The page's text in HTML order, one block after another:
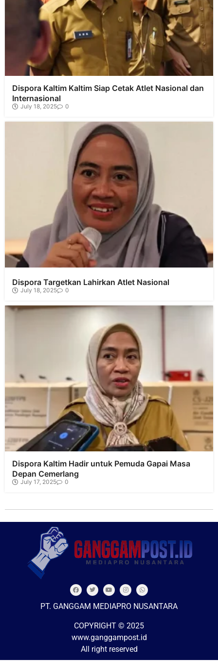
Dispora Kaltim Kaltim Siap Cetak Atlet Nasional dan
Internasional
July 18, 2025 0
Dispora Targetkan Lahirkan Atlet Nasional
July 18, 2025 0
Dispora Kaltim Hadir untuk Pemuda Gapai Masa
Depan Cemerlang
July 17, 2025 0
PT. GANGGAM MEDIAPRO NUSANTARA
COPYRIGHT © 2025
www.ganggampost.id
All right reserved